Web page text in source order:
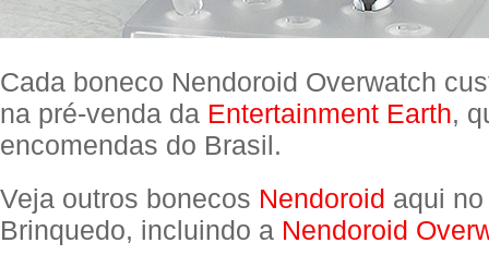
Cada boneco Nendoroid Overwatch
na pré-venda da Entertainment Earth,
encomendas do Brasil.
Veja outros bonecos Nendoroid aqui
Brinquedo, incluindo a Nendoroid